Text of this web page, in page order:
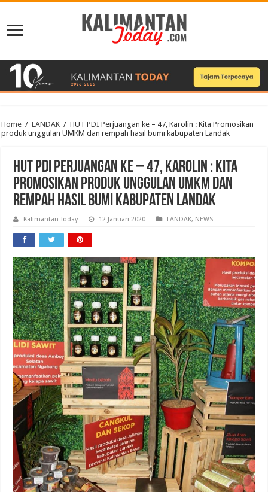
Home / LANDAK / HUT PDI Perjuangan ke – 47, Karolin : Kita Promosikan
produk unggulan UMKM dan rempah hasil bumi kabupaten Landak
HUT PDI Perjuangan ke – 47, Karolin : Kita
Promosikan produk unggulan UMKM dan
rempah hasil bumi kabupaten Landak
Kalimantan Today 12 Januari 2020 LANDAK, NEWS